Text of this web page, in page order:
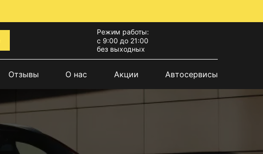
Режим работы:
с 9:00 до 21:00
без выходных
Отзывы О нас Акции Автосервисы